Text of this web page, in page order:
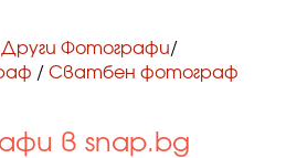
Други Фотографи/
/ Сватбен фотограф
в snap.bg